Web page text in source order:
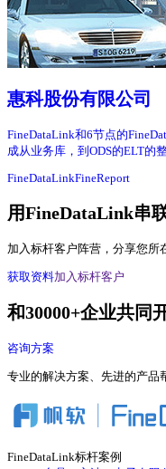
惠科股份有限公司
FineDataLink和6节点的
成从业务库，到ODS的ELT的
FineDataLinkFineReport
用FineDataLink串
加入标杆客户阵营，分享您所
获取资料加入标杆客户
和30000+企业共同
咨询方案
专业的解决方案、先进的产品
FineDataLink标杆案例